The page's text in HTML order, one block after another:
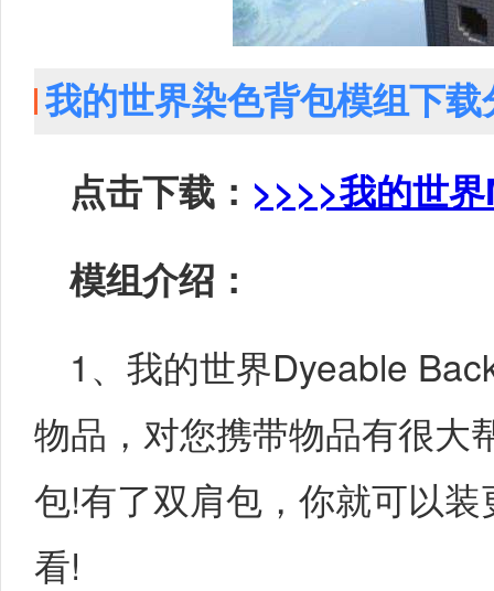
我的世界染色背包模组下载
点击下载： >>>>我的世
模组介绍：
1、我的世界Dyeable
物品，对您携带物品有很大
包!有了双肩包，你就可以
看!